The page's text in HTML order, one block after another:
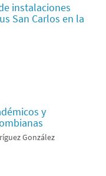
instalaciones
San Carlos en la
y
González